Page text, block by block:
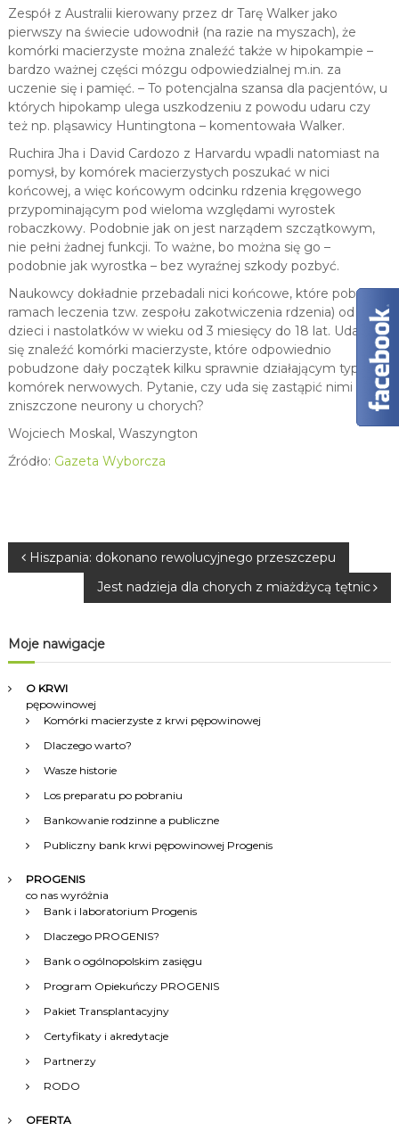
Zespół z Australii kierowany przez dr Tarę Walker jako
pierwszy na świecie udowodnił (na razie na myszach), że
komórki macierzyste można znaleźć także w hipokampie –
bardzo ważnej części mózgu odpowiedzialnej m.in. za
uczenie się i pamięć. – To potencjalna szansa dla pacjentów, u
których hipokamp ulega uszkodzeniu z powodu udaru czy
też np. pląsawicy Huntingtona – komentowała Walker.
Ruchira Jha i David Cardozo z Harvardu wpadli natomiast na
pomysł, by komórek macierzystych poszukać w nici
końcowej, a więc końcowym odcinku rdzenia kręgowego
przypominającym pod wieloma względami wyrostek
robaczkowy. Podobnie jak on jest narządem szczątkowym,
nie pełni żadnej funkcji. To ważne, bo można się go –
podobnie jak wyrostka – bez wyraźnej szkody pozbyć.
Naukowcy dokładnie przebadali nici końcowe, które pobrali (w
ramach leczenia tzw. zespołu zakotwiczenia rdzenia) od 19
dzieci i nastolatków w wieku od 3 miesięcy do 18 lat. Udało im
się znaleźć komórki macierzyste, które odpowiednio
pobudzone dały początek kilku sprawnie działającym typom
komórek nerwowych. Pytanie, czy uda się zastąpić nimi
zniszczone neurony u chorych?
Wojciech Moskal, Waszyngton
Źródło: Gazeta Wyborcza
N
w
i
a
w
Hiszpania: dokonano rewolucyjnego przeszczepu
Jest nadzieja dla chorych z miażdżycą tętnic
Moje nawigacje
O KRWI
pępowinowej
Komórki macierzyste z krwi pępowinowej
Dlaczego warto?
Wasze historie
Los preparatu po pobraniu
Bankowanie rodzinne a publiczne
Publiczny bank krwi pępowinowej Progenis
PROGENIS
co nas wyróżnia
Bank i laboratorium Progenis
Dlaczego PROGENIS?
Bank o ogólnopolskim zasięgu
Program Opiekuńczy PROGENIS
Pakiet Transplantacyjny
Certyfikaty i akredytacje
Partnerzy
RODO
OFERTA